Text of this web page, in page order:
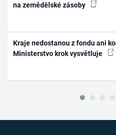
na zemědělské zásoby
Kraje nedostanou z fondu ani
Ministerstvo krok vysvětluje